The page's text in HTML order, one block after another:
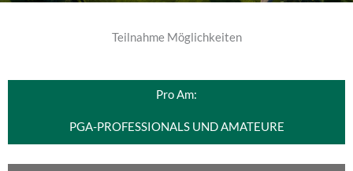
Teilnahme Möglichkeiten
Pro Am:
PGA-PROFESSIONALS UND AMATEURE